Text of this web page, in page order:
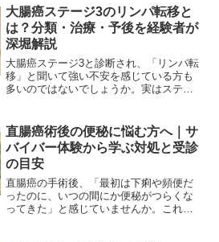
生活習慣の改善方法を詳しく解説しま
す。この記事を読むことで、再発の仕組
みを理解し、日常生活にどのような工夫
が必要かを知ることができます。
大腸癌ステージ3のリンパ転移と
は？分類・治療・予後を経験者が
深堀解説
大腸癌ステージ3と診断され、「リンパ転
移」と聞いて強い不安を感じている方も
多いのではないでしょうか。実はステー
の記事では、リンパ転移の考え方や細か
なステージ分類、治療や予後の目安を、
直腸癌ステージ3を経験した立場からやさ
しく整理しました。まずは正しい知識を
知るところから、一緒に確認していきま
しょう。
直腸癌術後の便秘に悩む方へ｜サ
バイバー体験から学ぶ対処と受診
の目安
直腸癌の手術後、「最初は下痢や頻便だ
ったのに、いつの間にか便秘がつらくな
ってきた」と感じていませんか。これは